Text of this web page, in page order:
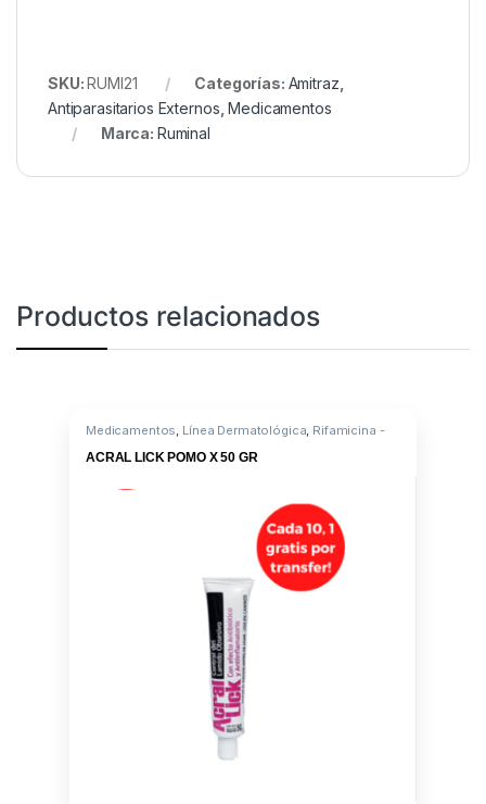
SKU:RUMI21 Categorías: Amitraz
Antiparasitarios Externos ,Medicamentos
Marca: Ruminal
Productos relacionados
Medicamentos Línea Dermatológica Rifamicina -
Hidrocortisona
ACRAL LICK POMO X 50 GR